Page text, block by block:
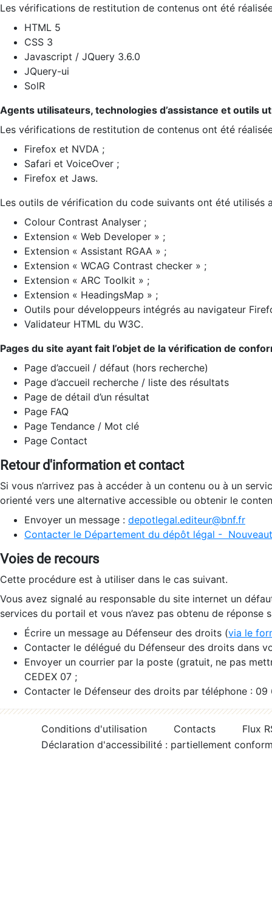
Les vérifications de restitution de contenus ont été
HTML 5
CSS 3
Javascript / JQuery 3.6.0
JQuery-ui
SolR
Agents utilisateurs, technologies d’assistance et outils
Les vérifications de restitution de contenus ont été
Firefox et NVDA ;
Safari et VoiceOver ;
Firefox et Jaws.
Les outils de vérification du code suivants ont été utilisés
Colour Contrast Analyser ;
Extension « Web Developer » ;
Extension « Assistant RGAA » ;
Extension « WCAG Contrast checker » ;
Extension « ARC Toolkit » ;
Extension « HeadingsMap » ;
Outils pour développeurs intégrés au navigateur
Validateur HTML du W3C.
Pages du site ayant fait l’objet de la vérification de
Page d’accueil / défaut (hors recherche)
Page d’accueil recherche / liste des résultats
Page de détail d’un résultat
Page FAQ
Page Tendance / Mot clé
Page Contact
Retour d'information et contact
Si vous n’arrivez pas à accéder à un contenu ou à un
orienté vers une alternative accessible ou obtenir le
Envoyer un message : depotlegal.editeur@bnf.fr
Contacter le Département du dépôt légal -
Voies de recours
Cette procédure est à utiliser dans le cas suivant.
Vous avez signalé au responsable du site internet un
services du portail et vous n’avez pas obtenu de réponse
Écrire un message au Défenseur des droits (via le
Contacter le délégué du Défenseur des droits dans
Envoyer un courrier par la poste (gratuit, ne pas
CEDEX 07 ;
Contacter le Défenseur des droits par téléphone :
Conditions d'utilisation Contacts
Flux
Déclaration d'accessibilité : partiellement